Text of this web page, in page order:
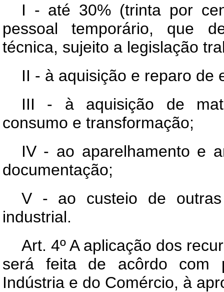
I - até 30% (trinta por
pessoal temporário, que
técnica, sujeito a legislação
II - à aquisição e reparo de
III - à aquisição de
consumo e transformação;
IV - ao aparelhamento e
documentação;
V - ao custeio de outras
industrial.
Art. 4º A aplicação dos
será feita de acôrdo com
Indústria e do Comércio, à